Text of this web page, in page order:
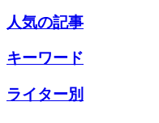
人気の記事
キーワード
ライター別